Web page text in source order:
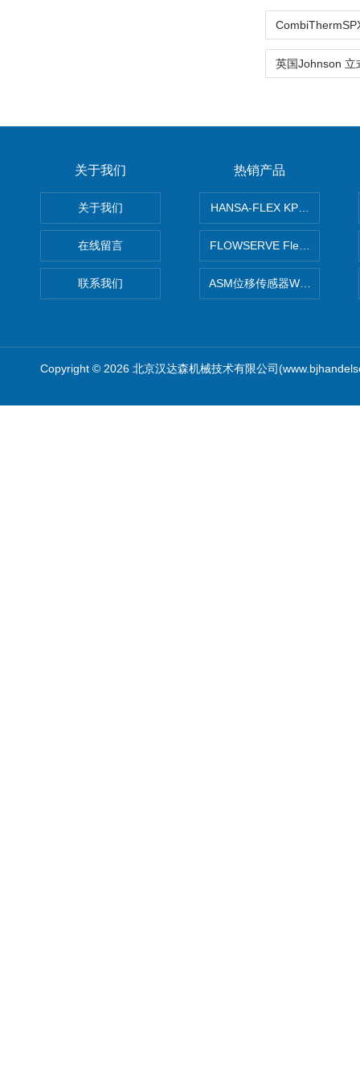
关于我们
关于我们
在线留言
联系我们
热销产品
HANSA-FLEX KP100P紧凑
FLOWSERVE Flex Wedge闸
ASM位移传感器WS10-750
Copyright © 2026 北京汉达森机械技术有限公司